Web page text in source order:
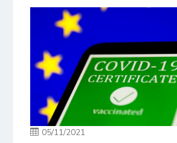
05/11/2021